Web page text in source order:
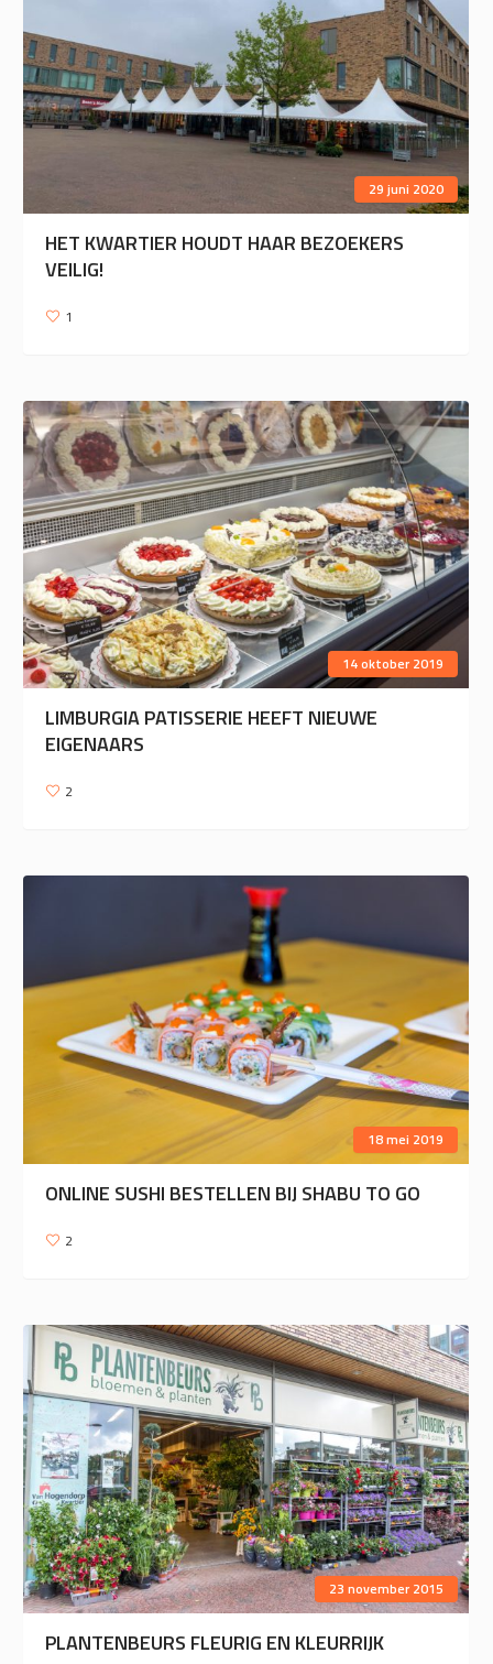
29 juni 2020
HET KWARTIER HOUDT HAAR BEZOEKERS
VEILIG!
1
14 oktober 2019
LIMBURGIA PATISSERIE HEEFT NIEUWE
EIGENAARS
2
18 mei 2019
ONLINE SUSHI BESTELLEN BIJ SHABU TO GO
2
23 november 2015
PLANTENBEURS FLEURIG EN KLEURRIJK